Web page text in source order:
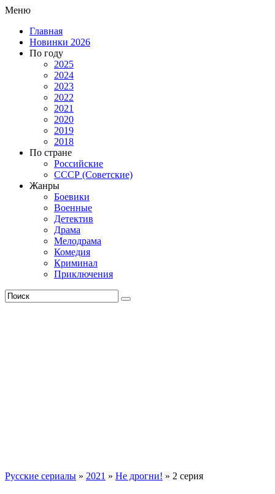
Меню
Главная
Новинки 2026
По году
2025
2024
2023
2022
2021
2020
2019
2018
По стране
Российские
СССР (Советские)
Жанры
Боевики
Военные
Детектив
Драма
Мелодрама
Комедия
Криминал
Приключения
Русские сериалы » 2021 » Не дрогни! » 2 серия